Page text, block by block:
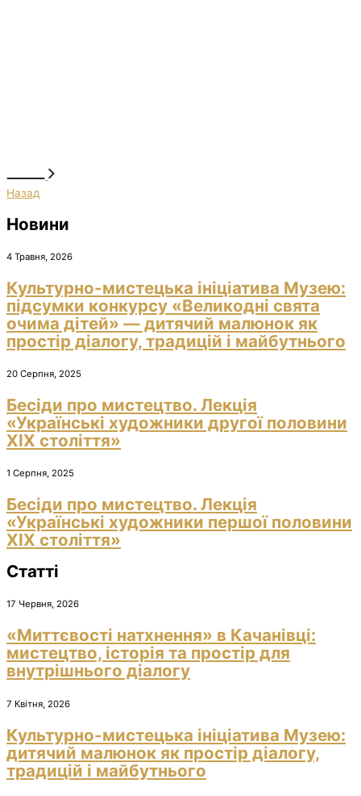
Назад
Новини
4 Травня, 2026
Культурно-мистецька ініціатива Музею:
підсумки конкурсу «Великодні свята
очима дітей» — дитячий малюнок як
простір діалогу, традицій і майбутнього
20 Серпня, 2025
Бесіди про мистецтво. Лекція
«Українські художники другої половини
ХІХ століття»
1 Серпня, 2025
Бесіди про мистецтво. Лекція
«Українські художники першої половини
ХІХ століття»
Статті
17 Червня, 2026
«Миттєвості натхнення» в Качанівці:
мистецтво, історія та простір для
внутрішнього діалогу
7 Квітня, 2026
Культурно-мистецька ініціатива Музею:
дитячий малюнок як простір діалогу,
традицій і майбутнього